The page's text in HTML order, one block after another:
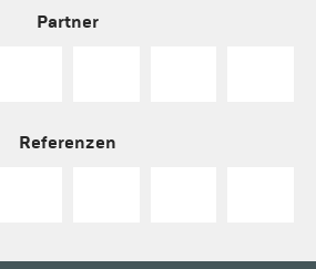
Partner
Referenzen